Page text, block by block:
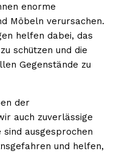
enorme
Möbeln verursachen.
helfen dabei, das
schützen und die
Gegenstände zu
der
auch zuverlässige
sind ausgesprochen
und helfen,